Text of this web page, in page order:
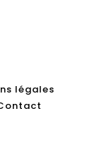
légales